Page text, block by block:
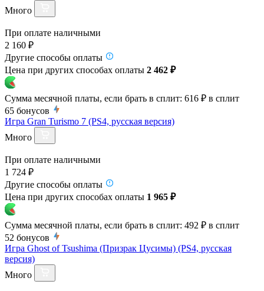
Много
При оплате наличными
2 160 ₽
Другие способы оплаты
Цена при других способах оплаты 2 462 ₽
Сумма месячной платы, если брать в сплит: 616 ₽ в сплит
65 бонусов
Игра Gran Turismo 7 (PS4, русская версия)
Много
При оплате наличными
1 724 ₽
Другие способы оплаты
Цена при других способах оплаты 1 965 ₽
Сумма месячной платы, если брать в сплит: 492 ₽ в сплит
52 бонусов
Игра Ghost of Tsushima (Призрак Цусимы) (PS4, русская
версия)
Много